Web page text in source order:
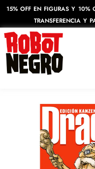
15% OFF EN FIGURAS Y 10%
TRANSFERENCIA Y